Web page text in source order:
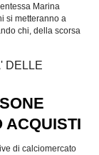
Marina
si metteranno a
chi, della scorsa
DELLE
di calciomercato